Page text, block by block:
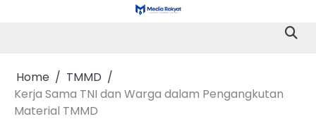
Home
TMMD
Kerja Sama TNI dan Warga dalam Pengangkutan
Material TMMD